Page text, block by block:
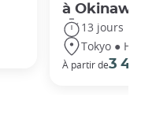
à Okinawa
13 jours
Tokyo ●
À partir de3